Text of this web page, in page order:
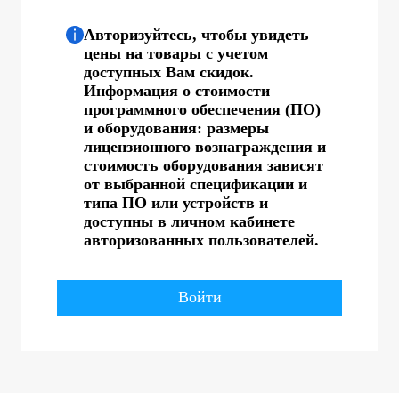
Авторизуйтесь, чтобы увидеть
цены на товары с учетом
доступных Вам скидок.
Информация о стоимости
программного обеспечения (ПО)
и оборудования: размеры
лицензионного вознаграждения и
стоимость оборудования зависят
от выбранной спецификации и
типа ПО или устройств и
доступны в личном кабинете
авторизованных пользователей.
Войти